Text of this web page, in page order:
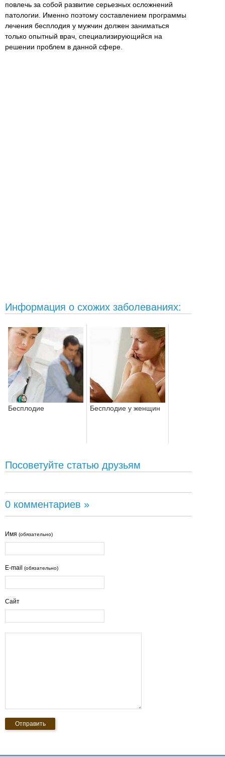
повлечь за собой развитие серьезных осложнений
патологии. Именно поэтому составлением программы
лечения бесплодия у мужчин должен заниматься
только опытный врач, специализирующийся на
решении проблем в данной сфере.
Информация о схожих заболеваниях:
Бесплодие Бесплодие у женщин
Посоветуйте статью друзьям
0 комментариев »
Имя (обязательно)
E-mail (обязательно)
Сайт